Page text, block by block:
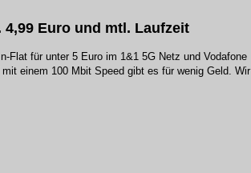
4,99 Euro und mtl. Laufzeit
Flat für unter 5 Euro im 1&1 5G Netz und Vodafone
einem 100 Mbit Speed gibt es für wenig Geld. Wir